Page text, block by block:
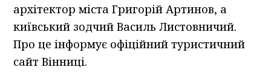
архітектор міста Григорій Артинов, а
київський зодчий Василь Листовничий.
Про це інформує офіційний туристичний
сайт Вінниці.